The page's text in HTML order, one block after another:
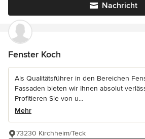
Nachricht
Fenster Koch
Als Qualitätsführer in den Bereichen
Fassaden bieten wir Ihnen absolut
Profitieren Sie von u...
Mehr
73230 Kirchheim/Teck